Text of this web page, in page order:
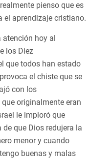
pienso que es
el aprendizaje cristiano.
hoy al
los Diez
que todos han estado
el chiste que se
con los
originalmente eran
le imploró que
que Dios redujera la
menor y cuando
buenas y malas